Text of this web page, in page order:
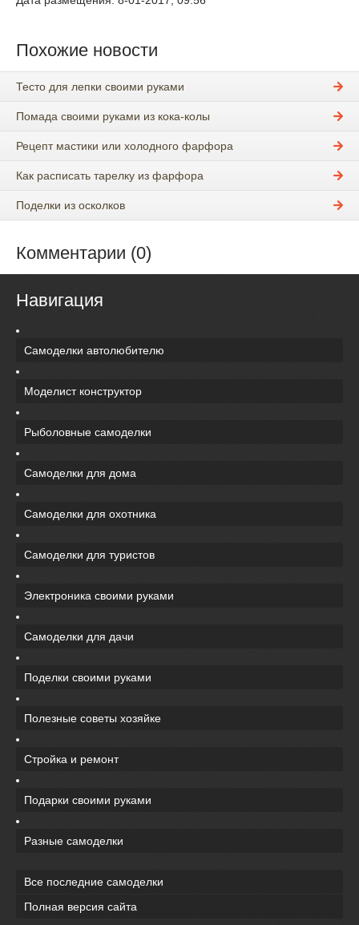
Похожие новости
Тесто для лепки своими руками
Помада своими руками из кока-колы
Рецепт мастики или холодного фарфора
Как расписать тарелку из фарфора
Поделки из осколков
Комментарии (0)
Навигация
Самоделки автолюбителю
Моделист конструктор
Рыболовные самоделки
Самоделки для дома
Самоделки для охотника
Самоделки для туристов
Электроника своими руками
Самоделки для дачи
Поделки своими руками
Полезные советы хозяйке
Стройка и ремонт
Подарки своими руками
Разные самоделки
Все последние самоделки
Полная версия сайта